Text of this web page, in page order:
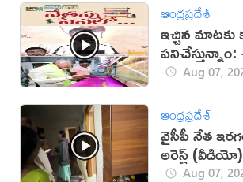
ఆంధ్రప్రదేశ్
ఇచ్చిన మాటకు
(వీడియో)
Aug 07,
ఆంధ్రప్రదేశ్
వైసీపీ నేత
అరెస్ట్ (వీడియో)
Aug 07,